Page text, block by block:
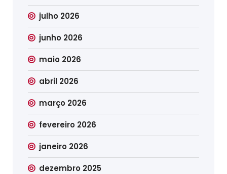
julho 2026
junho 2026
maio 2026
abril 2026
março 2026
fevereiro 2026
janeiro 2026
dezembro 2025